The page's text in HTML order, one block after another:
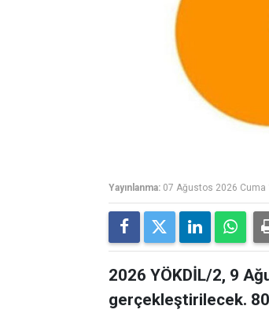
Yayınlanma: 07 Ağustos 2026 Cuma
2026 YÖKDİL/2, 9
gerçekleştirilecek.